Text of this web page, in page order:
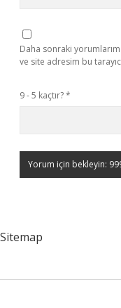
Daha sonraki
ve site adresim bu
9 - 5 kaçtır?*
Sitemap